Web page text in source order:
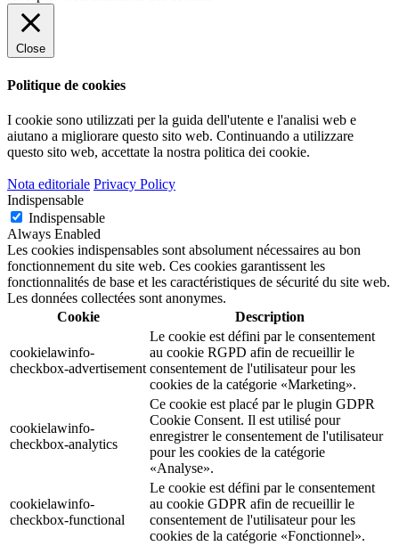
Close
Politique de cookies
I cookie sono utilizzati per la guida dell'utente e l'analisi web e
aiutano a migliorare questo sito web. Continuando a utilizzare
questo sito web, accettate la nostra politica dei cookie.
Nota editoriale Privacy Policy
Indispensable
Indispensable
Always Enabled
Les cookies indispensables sont absolument nécessaires au bon
fonctionnement du site web. Ces cookies garantissent les
fonctionnalités de base et les caractéristiques de sécurité du site web.
Les données collectées sont anonymes.
Cookie
Description
cookielawinfo-
checkbox-advertisement
Le cookie est défini par le consentement
au cookie RGPD afin de recueillir le
consentement de l'utilisateur pour les
cookies de la catégorie «Marketing».
cookielawinfo-
checkbox-analytics
Ce cookie est placé par le plugin GDPR
Cookie Consent. Il est utilisé pour
enregistrer le consentement de l'utilisateur
pour les cookies de la catégorie
«Analyse».
cookielawinfo-
checkbox-functional
Le cookie est défini par le consentement
au cookie GDPR afin de recueillir le
consentement de l'utilisateur pour les
cookies de la catégorie «Fonctionnel».